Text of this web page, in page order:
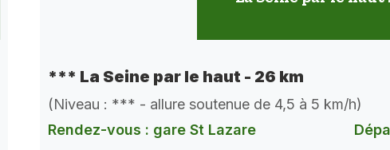
*** La Seine par le haut - 26 km
(Niveau : *** - allure soutenue de 4,5 à 5 km/h)
Rendez-vous : gare St Lazare